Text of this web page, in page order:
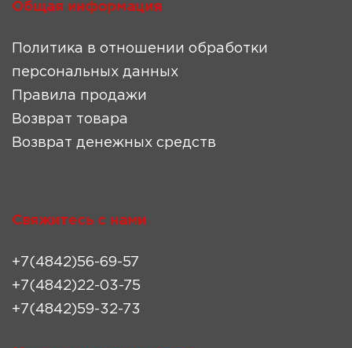
Общая информация
Политика в отношении обработки
персональных данных
Правила продажи
Возврат товара
Возврат денежных средств
Свяжитесь с нами
+7(4842)56-69-57
+7(4842)22-03-75
+7(4842)59-32-73